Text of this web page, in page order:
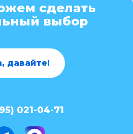
сделать
выбор
давайте!
021-04-71